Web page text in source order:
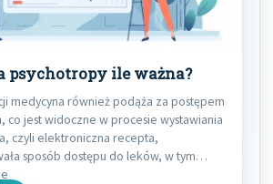
psychotropy ile ważna?
medycyna również podąża za postępem
co jest widoczne w procesie wystawiania
czyli elektroniczna recepta,
sposób dostępu do leków, w tym